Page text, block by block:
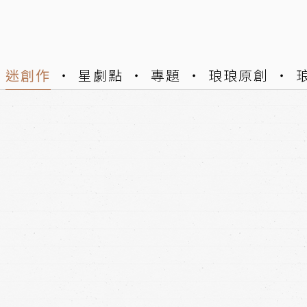
迷創作 星劇點 專題 琅琅原創